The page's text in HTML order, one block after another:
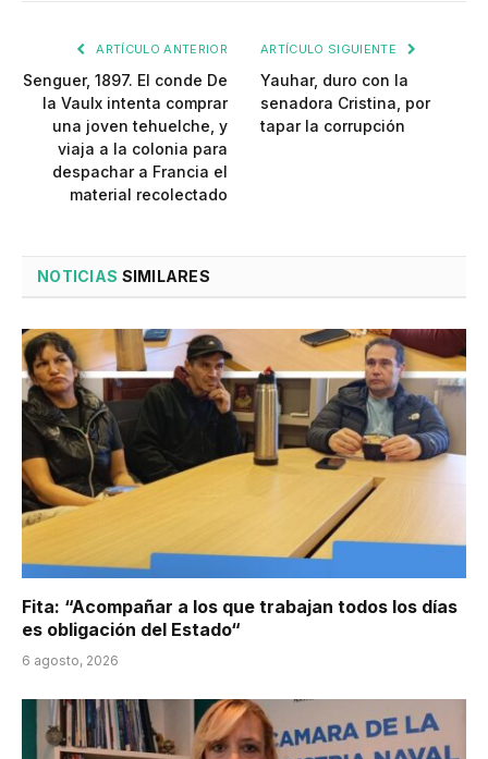
ARTÍCULO ANTERIOR
Senguer, 1897. El conde De
la Vaulx intenta comprar
una joven tehuelche, y
viaja a la colonia para
despachar a Francia el
material recolectado
ARTÍCULO SIGUIENTE
Yauhar, duro con la
senadora Cristina, por
tapar la corrupción
NOTICIAS SIMILARES
Fita: “Acompañar a los que trabajan todos los días
es obligación del Estado“
6 agosto, 2026